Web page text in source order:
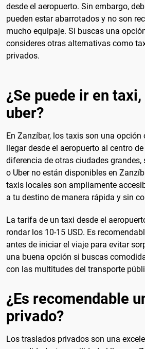
desde el aeropuerto. Sin embargo,
pueden estar abarrotados y no son
mucho equipaje. Si buscas una
consideres otras alternativas como
privados.
¿Se puede ir en
uber?
En Zanzíbar, los taxis son una opción
llegar desde el aeropuerto al centro
diferencia de otras ciudades
o Uber no están disponibles en
taxis locales son ampliamente
a tu destino de manera rápida y sin
La tarifa de un taxi desde el
rondar los 10-15 USD. Es
antes de iniciar el viaje para evitar
una buena opción si buscas
con las multitudes del transporte
¿Es recomendable
privado?
Los traslados privados son una